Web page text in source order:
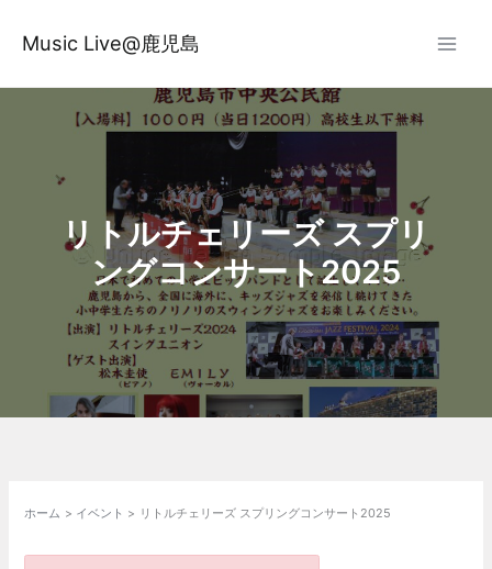
ス
Music Live@鹿児島
リトルチェリーズ スプリ
ングコンサート2025
ホーム イベント リトルチェリーズ スプリングコンサート2025